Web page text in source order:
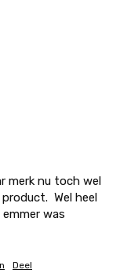
merk nu toch wel
Wel heel
was
Deel